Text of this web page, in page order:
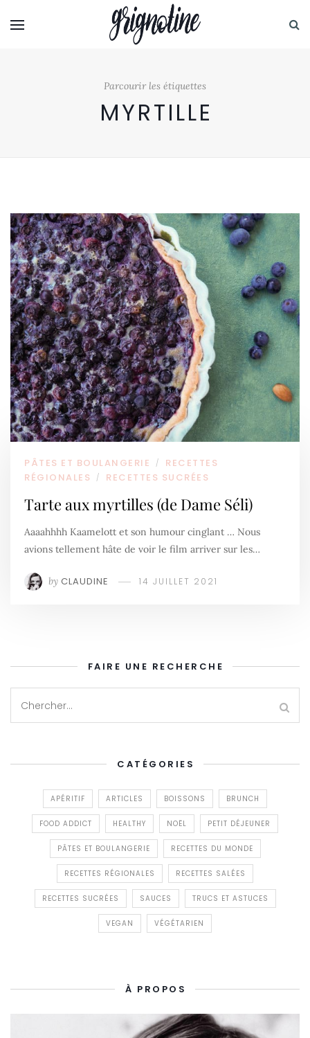
Parcourir les étiquettes
MYRTILLE
PÂTES ET BOULANGERIE /
RECETTES
RÉGIONALES
/ RECETTES SUCRÉES
Tarte aux myrtilles (de Dame Séli)
Aaaahhhh Kaamelott et son humour cinglant … Nous
avions tellement hâte de voir le film arriver sur les…
by CLAUDINE 14 JUILLET 2021
FAIRE UNE RECHERCHE
CATÉGORIES
APÉRITIF ARTICLES BOISSONS BRUNCH
FOOD ADDICT HEALTHY NOËL PETIT DÉJEUNER
PÂTES ET BOULANGERIE RECETTES DU MONDE
RECETTES RÉGIONALES RECETTES SALÉES
RECETTES SUCRÉES SAUCES TRUCS ET ASTUCES
VEGAN VÉGÉTARIEN
À PROPOS